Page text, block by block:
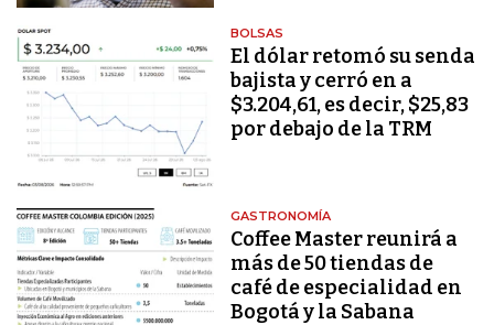
BOLSAS
El dólar retomó su senda
bajista y cerró en a
$3.204,61, es decir, $25,83
por debajo de la TRM
GASTRONOMÍA
Coffee Master reunirá a
más de 50 tiendas de
café de especialidad en
Bogotá y la Sabana